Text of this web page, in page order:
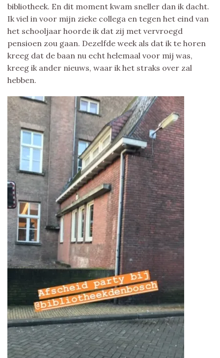
bibliotheek. En dit moment kwam sneller dan ik dacht.
Ik viel in voor mijn zieke collega en tegen het eind van
het schooljaar hoorde ik dat zij met vervroegd
pensioen zou gaan. Dezelfde week als dat ik te horen
kreeg dat de baan nu echt helemaal voor mij was,
kreeg ik ander nieuws, waar ik het straks over zal
hebben.